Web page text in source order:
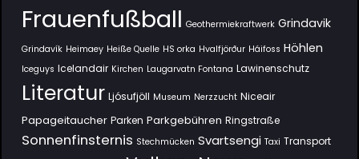
Frauenfußball Geothermiekraftwerk Grindavik
Grindavík Heimaey Heiße Quelle HS orka Hvalfjörður Háifoss Höhlen
Iceguys Icelandair Kirchen Laugarvatn Fontana Lawinenschutz
Literatur Ljósufjöll Museum Nerzzucht Niceair
Papageitaucher Parken Parkgebühren Ringstraße
Sonnenfinsternis Stechmücken Svartsengi Taxi Transport